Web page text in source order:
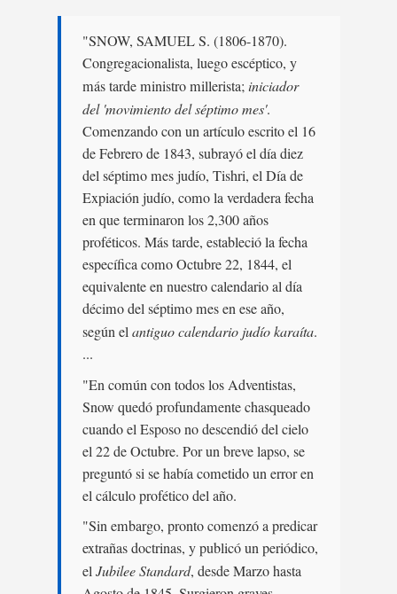
"SNOW, SAMUEL S. (1806-1870).
Congregacionalista, luego escéptico, y
más tarde ministro millerista;iniciador
del 'movimiento del séptimo mes'.
Comenzando con un artículo escrito el 16
de Febrero de 1843, subrayó el día diez
del séptimo mes judío, Tishri, el Día de
Expiación judío, como la verdadera fecha
en que terminaron los 2,300 años
proféticos. Más tarde, estableció la fecha
específica como Octubre 22, 1844, el
equivalente en nuestro calendario al día
décimo del séptimo mes en ese año,
según elantiguo calendario judío karaíta.
...
"En común con todos los Adventistas,
Snow quedó profundamente chasqueado
cuando el Esposo no descendió del cielo
el 22 de Octubre. Por un breve lapso, se
preguntó si se había cometido un error en
el cálculo profético del año.
"Sin embargo, pronto comenzó a predicar
extrañas doctrinas, y publicó un periódico,
elJubilee Standard, desde Marzo hasta